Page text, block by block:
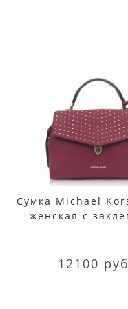
Сумка Michael
женская с
12100